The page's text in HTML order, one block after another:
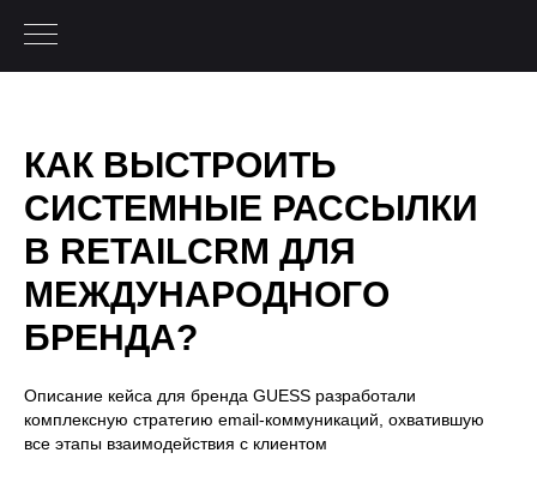
КАК ВЫСТРОИТЬ
CИСТЕМНЫЕ РАССЫЛКИ
В RETAILCRM ДЛЯ
МЕЖДУНАРОДНОГО
БРЕНДА?
Описание кейса для бренда GUESS разработали
комплексную стратегию email-коммуникаций, охватившую
все этапы взаимодействия с клиентом